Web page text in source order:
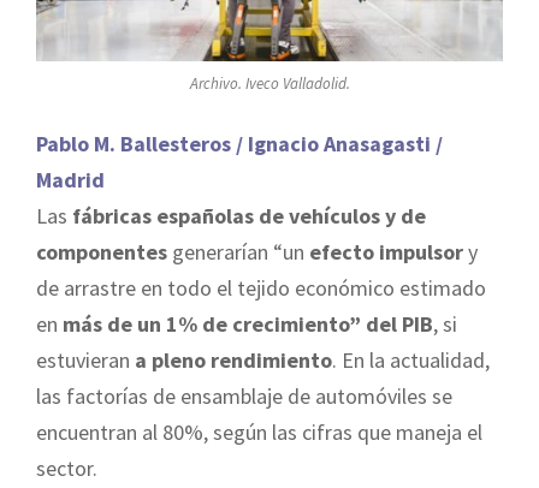
Archivo. Iveco Valladolid.
Pablo M. Ballesteros / Ignacio Anasagasti /
Madrid
Las fábricas españolas de vehículos y de
componentes generarían “un efecto impulsory
de arrastre en todo el tejido económico estimado
en más de un 1% de crecimiento” del PIB, si
estuvieran a pleno rendimiento. En la actualidad,
las factorías de ensamblaje de automóviles se
encuentran al 80%, según las cifras que maneja el
sector.